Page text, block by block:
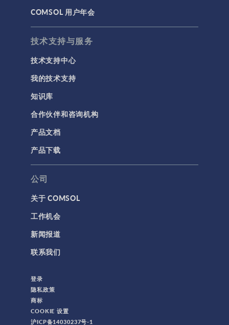
COMSOL 用户年会
技术支持与服务
技术支持中心
我的技术支持
知识库
合作伙伴和咨询机构
产品文档
产品下载
公司
关于 COMSOL
工作机会
新闻报道
联系我们
登录
隐私政策
商标
COOKIE 设置
沪ICP备14030237号-1